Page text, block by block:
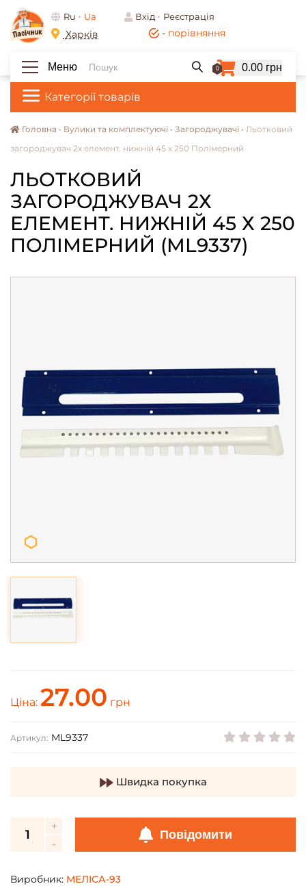
- порівняння
Ru Ua Вхід Реєстрація
Харків
Категорії товарів
Меню 0 0.00 грн
Головна • Вулики та комплектуючі • Загороджувачі • Льотковий
загороджувач 2х елемент. нижній 45 х 250 Полімерний
ЛЬОТКОВИЙ
ЗАГОРОДЖУВАЧ 2Х
ЕЛЕМЕНТ. НИЖНІЙ 45 Х 250
ПОЛІМЕРНИЙ (ML9337)
Ціна: 27.00 грн
Артикул: ML9337
Швидка покупка
Повідомити
Виробник: МЕЛІСА-93